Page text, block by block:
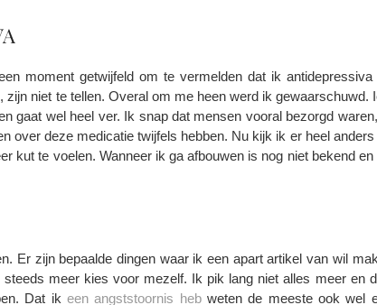
moment getwijfeld om te vermelden dat ik
, zijn niet te tellen. Overal om me heen werd ik gewaarschuwd.
gaat wel heel ver. Ik snap dat mensen vooral bezorgd
over deze medicatie twijfels hebben. Nu kijk ik er heel
kut te voelen. Wanneer ik ga afbouwen is nog niet bekend
Er zijn bepaalde dingen waar ik een apart artikel van wil
meer kies voor mezelf. Ik pik lang niet alles meer en
Dat ik een angststoornis hebweten de meeste ook wel